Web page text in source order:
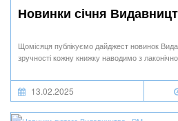
Новинки січня
Щомісяця публікуємо дайджест новинок
зручності кожну книжку наводимо з
13.02.2025